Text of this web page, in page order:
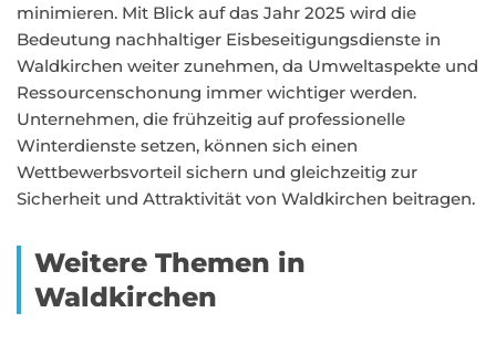
minimieren. Mit Blick auf das Jahr 2025 wird die
Bedeutung nachhaltiger Eisbeseitigungsdienste in
Waldkirchen weiter zunehmen, da Umweltaspekte und
Ressourcenschonung immer wichtiger werden.
Unternehmen, die frühzeitig auf professionelle
Winterdienste setzen, können sich einen
Wettbewerbsvorteil sichern und gleichzeitig zur
Sicherheit und Attraktivität von Waldkirchen beitragen.
Weitere Themen in
Waldkirchen